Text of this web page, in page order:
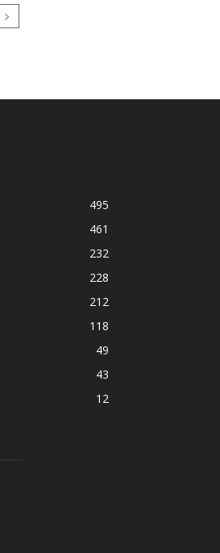
495
461
232
228
212
118
49
43
12